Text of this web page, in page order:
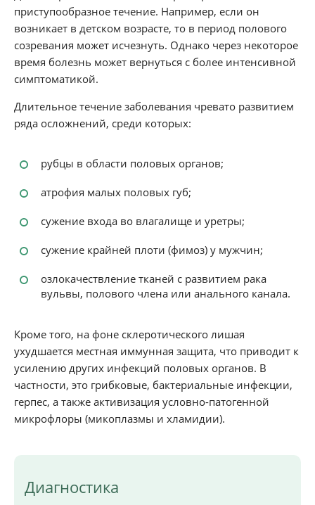
приступообразное течение. Например, если он
возникает в детском возрасте, то в период полового
созревания может исчезнуть. Однако через некоторое
время болезнь может вернуться с более интенсивной
симптоматикой.
Длительное течение заболевания чревато развитием
ряда осложнений, среди которых:
рубцы в области половых органов;
атрофия малых половых губ;
сужение входа во влагалище и уретры;
сужение крайней плоти (фимоз) у мужчин;
озлокачествление тканей с развитием рака
вульвы, полового члена или анального канала.
Кроме того, на фоне склеротического лишая
ухудшается местная иммунная защита, что приводит к
усилению других инфекций половых органов. В
частности, это грибковые, бактериальные инфекции,
герпес, а также активизация условно-патогенной
микрофлоры (микоплазмы и хламидии).
Диагностика